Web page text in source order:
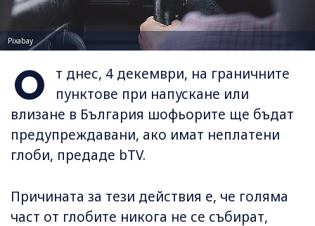
Pixabay
О
т днес, 4 декември, на граничните
пунктове при напускане или
влизане в България шофьорите ще бъдат
предупреждавани, ако имат неплатени
глоби, предаде bTV.
Причината за тези действия е, че голяма
част от глобите никога не се събират,